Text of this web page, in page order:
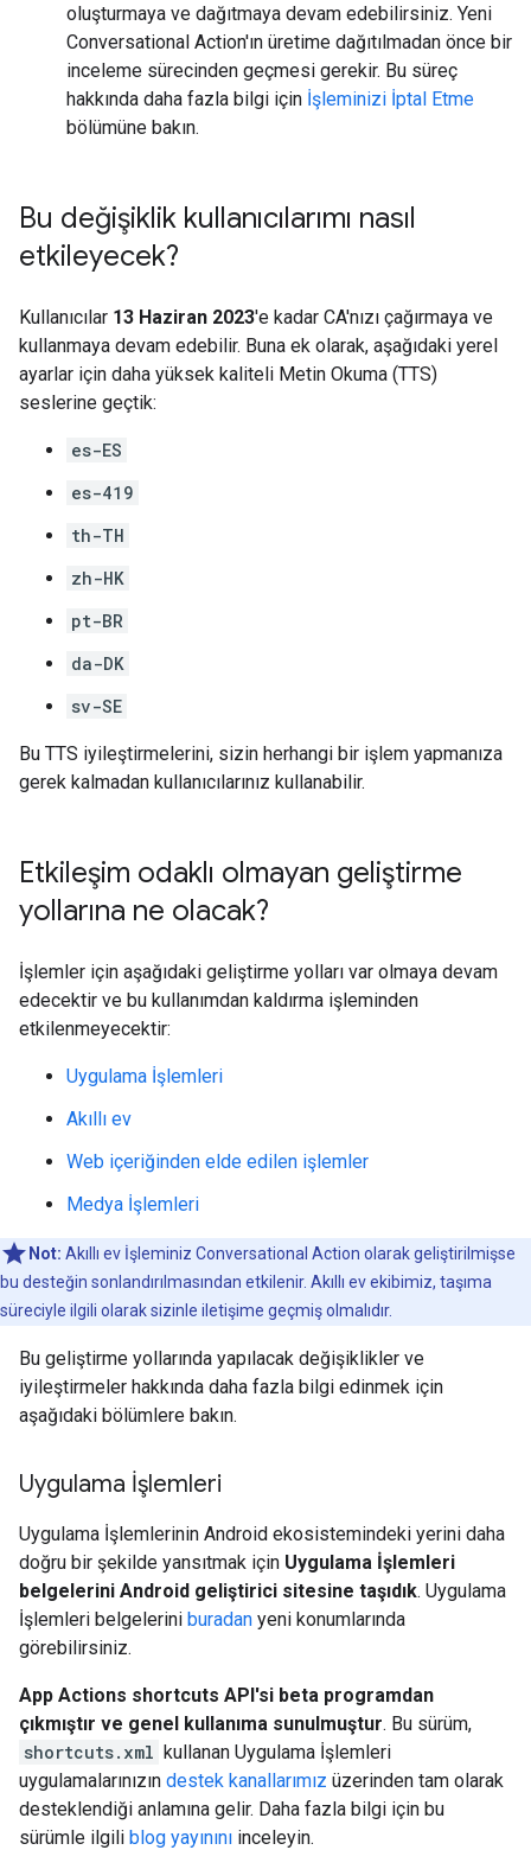
oluşturmaya ve dağıtmaya devam edebilirsiniz. Yeni
Conversational Action'ın üretime dağıtılmadan önce bir
inceleme sürecinden geçmesi gerekir. Bu süreç
hakkında daha fazla bilgi için İşleminizi İptal Etme
bölümüne bakın.
Bu değişiklik kullanıcılarımı nasıl
etkileyecek?
Kullanıcılar 13 Haziran 2023'e kadar CA'nızı çağırmaya ve
kullanmaya devam edebilir. Buna ek olarak, aşağıdaki yerel
ayarlar için daha yüksek kaliteli Metin Okuma (TTS)
seslerine geçtik:
es-ES
es-419
th-TH
zh-HK
pt-BR
da-DK
sv-SE
Bu TTS iyileştirmelerini, sizin herhangi bir işlem yapmanıza
gerek kalmadan kullanıcılarınız kullanabilir.
Etkileşim odaklı olmayan geliştirme
yollarına ne olacak?
İşlemler için aşağıdaki geliştirme yolları var olmaya devam
edecektir ve bu kullanımdan kaldırma işleminden
etkilenmeyecektir:
Uygulama İşlemleri
Akıllı ev
Web içeriğinden elde edilen işlemler
Medya İşlemleri
Not: Akıllı ev İşleminiz Conversational Action olarak geliştirilmişse
bu desteğin sonlandırılmasından etkilenir. Akıllı ev ekibimiz, taşıma
süreciyle ilgili olarak sizinle iletişime geçmiş olmalıdır.
Bu geliştirme yollarında yapılacak değişiklikler ve
iyileştirmeler hakkında daha fazla bilgi edinmek için
aşağıdaki bölümlere bakın.
Uygulama İşlemleri
Uygulama İşlemlerinin Android ekosistemindeki yerini daha
doğru bir şekilde yansıtmak için Uygulama İşlemleri
belgelerini Android geliştirici sitesine taşıdık. Uygulama
İşlemleri belgelerini buradan yeni konumlarında
görebilirsiniz.
App Actions shortcuts API'si beta programdan
çıkmıştır ve genel kullanıma sunulmuştur. Bu sürüm,
shortcuts.xml kullanan Uygulama İşlemleri
uygulamalarınızın destek kanallarımız üzerinden tam olarak
desteklendiği anlamına gelir. Daha fazla bilgi için bu
sürümle ilgili blog yayınını inceleyin.